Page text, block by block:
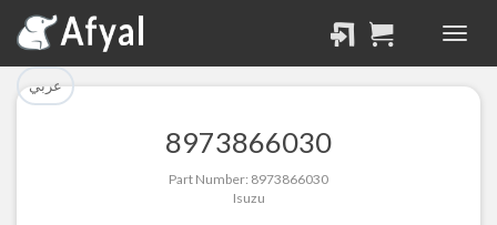
عربي
8973866030
Part Number: 8973866030
Isuzu
تم إضافة القطعة بنجاح.
Part Successfully
Selected
تم إضافة القطعة للسلة
بنجاح.
Part Added to Cart